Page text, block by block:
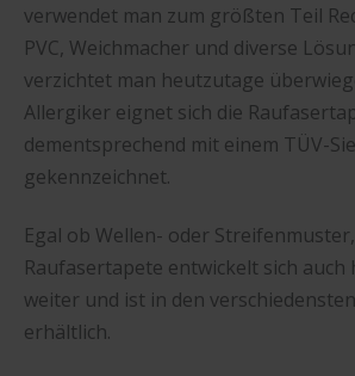
verwendet man zum größten Teil
PVC, Weichmacher und diverse
verzichtet man heutzutage
Allergiker eignet sich die
dementsprechend mit einem TÜV-
gekennzeichnet.
Egal ob Wellen- oder
Raufasertapete entwickelt sich auch
weiter und ist in den
erhältlich.